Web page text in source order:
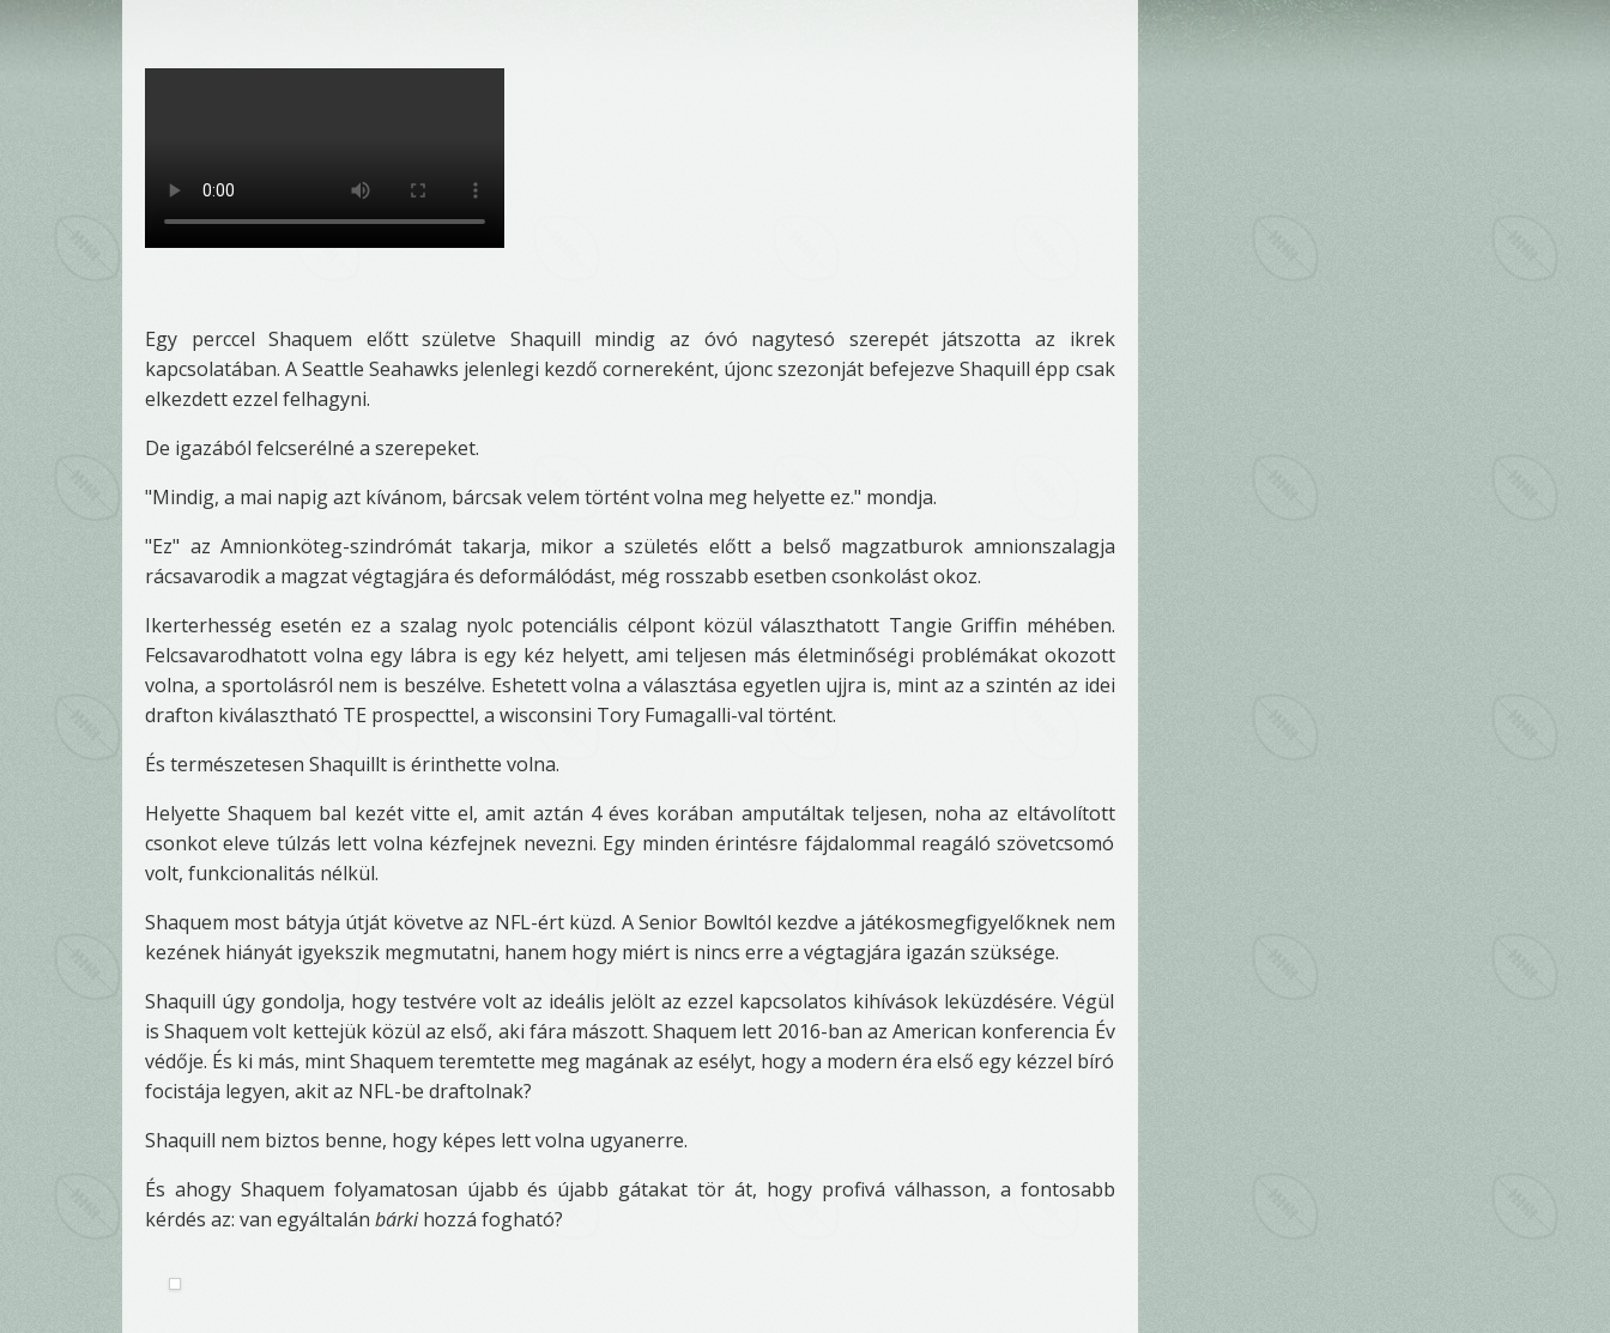
Egy perccel Shaquem előtt születve Shaquill mindig az óvó nagytesó szerepét játszotta az ikrek
kapcsolatában. A Seattle Seahawks jelenlegi kezdő cornereként, újonc szezonját befejezve Shaquill épp csak
elkezdett ezzel felhagyni.
De igazából felcserélné a szerepeket.
"Mindig, a mai napig azt kívánom, bárcsak velem történt volna meg helyette ez." mondja.
"Ez" az Amnionköteg-szindrómát takarja, mikor a születés előtt a belső magzatburok amnionszalagja
rácsavarodik a magzat végtagjára és deformálódást, még rosszabb esetben csonkolást okoz.
Ikerterhesség esetén ez a szalag nyolc potenciális célpont közül választhatott Tangie Griffin méhében.
Felcsavarodhatott volna egy lábra is egy kéz helyett, ami teljesen más életminőségi problémákat okozott
volna, a sportolásról nem is beszélve. Eshetett volna a választása egyetlen ujjra is, mint az a szintén az idei
drafton kiválasztható TE prospecttel, a wisconsini Tory Fumagalli-val történt.
És természetesen Shaquillt is érinthette volna.
Helyette Shaquem bal kezét vitte el, amit aztán 4 éves korában amputáltak teljesen, noha az eltávolított
csonkot eleve túlzás lett volna kézfejnek nevezni. Egy minden érintésre fájdalommal reagáló szövetcsomó
volt, funkcionalitás nélkül.
Shaquem most bátyja útját követve az NFL-ért küzd. A Senior Bowltól kezdve a játékosmegfigyelőknek nem
kezének hiányát igyekszik megmutatni, hanem hogy miért is nincs erre a végtagjára igazán szüksége.
Shaquill úgy gondolja, hogy testvére volt az ideális jelölt az ezzel kapcsolatos kihívások leküzdésére. Végül
is Shaquem volt kettejük közül az első, aki fára mászott. Shaquem lett 2016-ban az American konferencia Év
védője. És ki más, mint Shaquem teremtette meg magának az esélyt, hogy a modern éra első egy kézzel bíró
focistája legyen, akit az NFL-be draftolnak?
Shaquill nem biztos benne, hogy képes lett volna ugyanerre.
És ahogy Shaquem folyamatosan újabb és újabb gátakat tör át, hogy profivá válhasson, a fontosabb
kérdés az: van egyáltalán bárkihozzá fogható?